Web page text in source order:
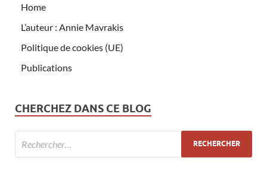
Home
L’auteur : Annie Mavrakis
Politique de cookies (UE)
Publications
CHERCHEZ DANS CE BLOG